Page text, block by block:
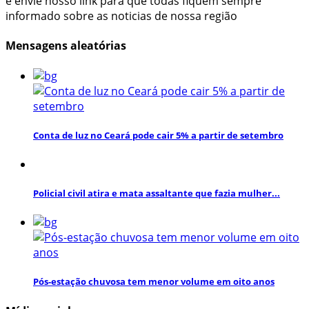
informado sobre as noticias de nossa região
Mensagens aleatórias
Conta de luz no Ceará pode cair 5% a partir de setembro
Policial civil atira e mata assaltante que fazia mulher...
Pós-estação chuvosa tem menor volume em oito anos